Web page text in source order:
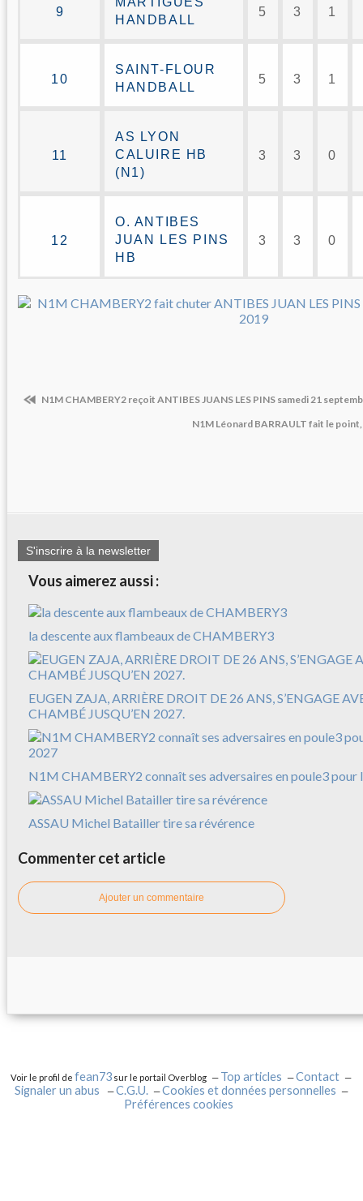
9
HANDBALL
5 3 1
10
SAINT-FLOUR
HANDBALL
5 3 1
11
AS LYON
CALUIRE HB
(N1)
3 3 0
12
O. ANTIBES
JUAN LES PINS
HB
3 3 0
N1M CHAMBERY2 reçoit ANTIBES JUANS LES PINS samedi 21
N1M Léonard BARRAULT fait le
S'inscrire à la newsletter
Vous aimerez aussi :
la descente aux flambeaux de CHAMBERY3
EUGEN ZAJA, ARRIÈRE DROIT DE 26 ANS, S’ENGAGE
CHAMBÉ JUSQU’EN 2027.
N1M CHAMBERY2 connaît ses adversaires en poule3 pour
ASSAU Michel Batailler tire sa révérence
Commenter cet article
Ajouter un commentaire
Voir le profil defean73 sur le portail Overblog Top articles
Contact
Signaler un abus
C.G.U.
Cookies et données personnelles
Préférences cookies